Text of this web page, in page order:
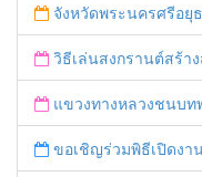
จังหวัดพระนครศรีอยุธยา ปล่อยแถวตำรวจ ทหาร ฝ่ายปกครอง กว่า 100 นาย ตร
วิธีเล่นสงกรานต์สร้า
แขวงทางหลวงชนบทพระนครศรีอยุธยา "ร่วมรณร
ขอเชิญร่วมพิธีเปิดงาน